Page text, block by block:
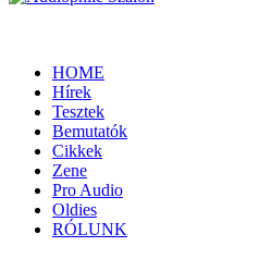
HOME
Hírek
Tesztek
Bemutatók
Cikkek
Zene
Pro Audio
Oldies
RÓLUNK